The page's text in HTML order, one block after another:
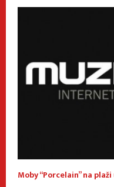
Moby “Porcelain” na